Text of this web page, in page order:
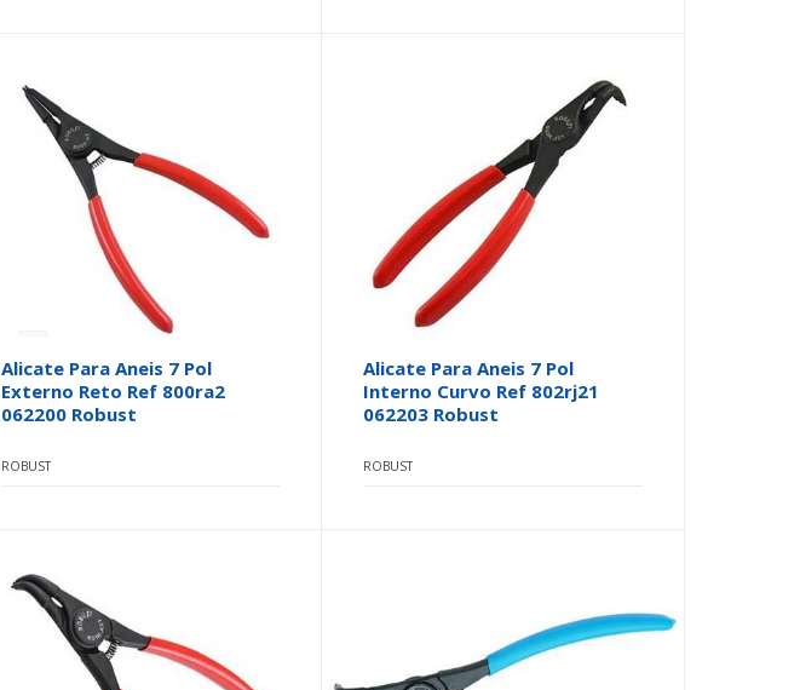
Alicate Para Aneis 7 Pol
Externo Reto Ref 800ra2
062200 Robust
ROBUST
Alicate Para Aneis 7 Pol
Interno Curvo Ref 802rj21
062203 Robust
ROBUST